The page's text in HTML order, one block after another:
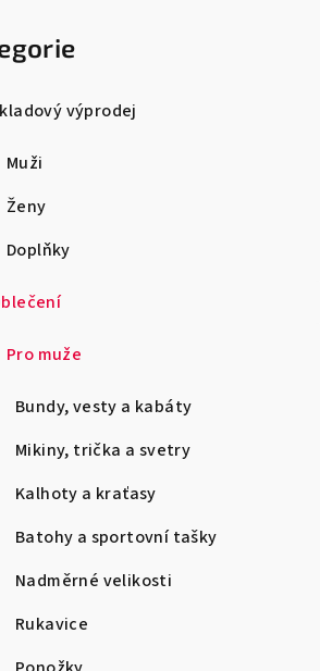
výprodej
Muži
Ženy
Doplňky
Pro muže
Bundy, vesty a kabáty
Mikiny, trička a svetry
Kalhoty a kraťasy
Batohy a sportovní tašky
Nadměrné velikosti
Rukavice